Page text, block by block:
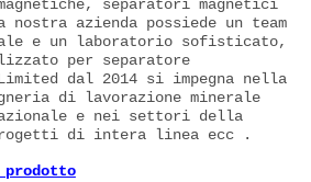
separatori magnetici
azienda possiede un team
e un laboratorio sofisticato,
per separatore
Limited dal 2014 si impegna nella
di lavorazione minerale
e nei settori della
di intera linea ecc .